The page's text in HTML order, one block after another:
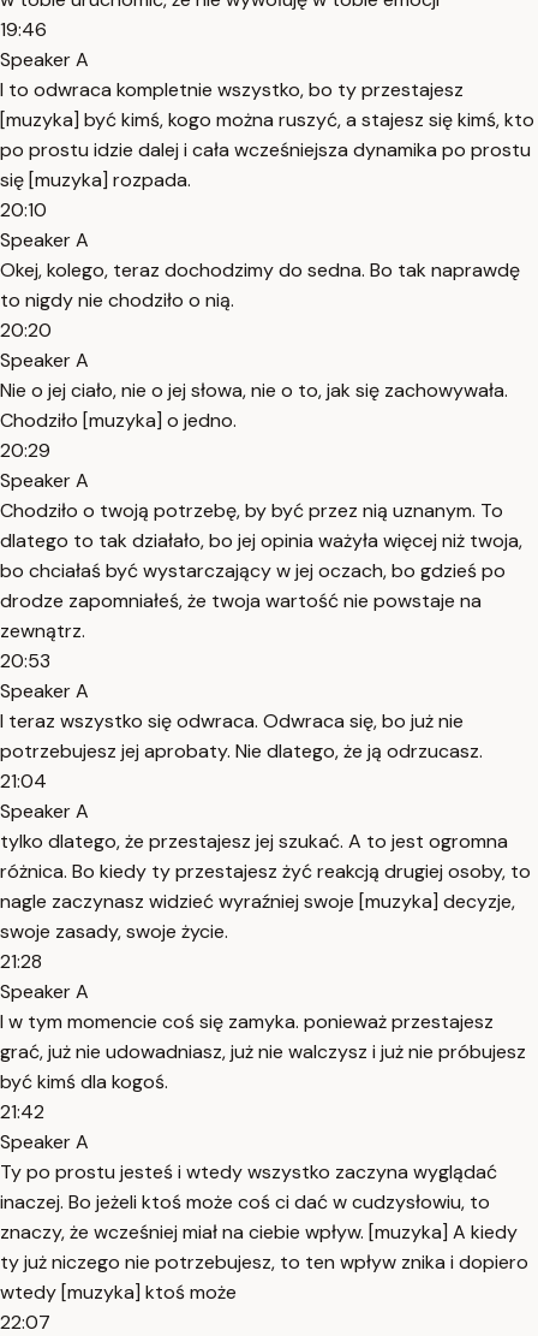
19:46
Speaker A
I to odwraca kompletnie wszystko, bo ty przestajesz
[muzyka] być kimś, kogo można ruszyć, a stajesz się kimś, kto
po prostu idzie dalej i cała wcześniejsza dynamika po prostu
się [muzyka] rozpada.
20:10
Speaker A
Okej, kolego, teraz dochodzimy do sedna. Bo tak naprawdę
to nigdy nie chodziło o nią.
20:20
Speaker A
Nie o jej ciało, nie o jej słowa, nie o to, jak się zachowywała.
Chodziło [muzyka] o jedno.
20:29
Speaker A
Chodziło o twoją potrzebę, by być przez nią uznanym. To
dlatego to tak działało, bo jej opinia ważyła więcej niż twoja,
bo chciałaś być wystarczający w jej oczach, bo gdzieś po
drodze zapomniałeś, że twoja wartość nie powstaje na
zewnątrz.
20:53
Speaker A
I teraz wszystko się odwraca. Odwraca się, bo już nie
potrzebujesz jej aprobaty. Nie dlatego, że ją odrzucasz.
21:04
Speaker A
tylko dlatego, że przestajesz jej szukać. A to jest ogromna
różnica. Bo kiedy ty przestajesz żyć reakcją drugiej osoby, to
nagle zaczynasz widzieć wyraźniej swoje [muzyka] decyzje,
swoje zasady, swoje życie.
21:28
Speaker A
I w tym momencie coś się zamyka. ponieważ przestajesz
grać, już nie udowadniasz, już nie walczysz i już nie próbujesz
być kimś dla kogoś.
21:42
Speaker A
Ty po prostu jesteś i wtedy wszystko zaczyna wyglądać
inaczej. Bo jeżeli ktoś może coś ci dać w cudzysłowiu, to
znaczy, że wcześniej miał na ciebie wpływ. [muzyka] A kiedy
ty już niczego nie potrzebujesz, to ten wpływ znika i dopiero
wtedy [muzyka] ktoś może
22:07